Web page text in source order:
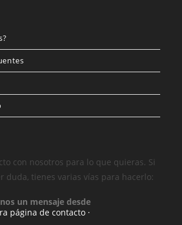
con nosotros para lo que quieras. Si
duda, tienes varias vías para hacerlo:
un mensaje desde
página de contacto ·